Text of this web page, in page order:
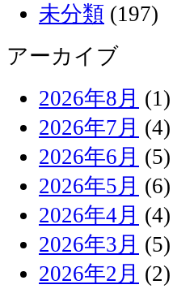
未分類 (197)
アーカイブ
2026年8月 (1)
2026年7月 (4)
2026年6月 (5)
2026年5月 (6)
2026年4月 (4)
2026年3月 (5)
2026年2月 (2)